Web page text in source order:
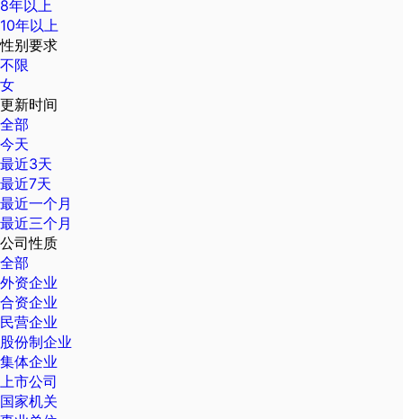
8年以上
10年以上
性别要求
不限
女
更新时间
全部
今天
最近3天
最近7天
最近一个月
最近三个月
公司性质
全部
外资企业
合资企业
民营企业
股份制企业
集体企业
上市公司
国家机关